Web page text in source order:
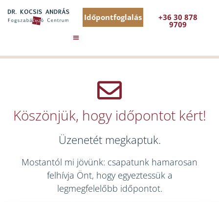
Időpontfoglalás +36 30 878
9709
Köszönjük, hogy időpontot kért!
Üzenetét megkaptuk.
Mostantól mi jövünk: csapatunk hamarosan
felhívja Önt, hogy egyeztessük a
legmegfelelőbb időpontot.